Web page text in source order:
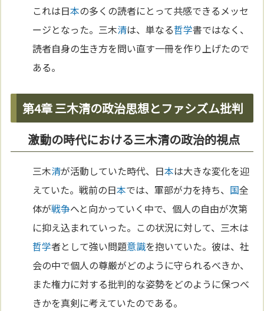
これは日本の多くの読者にとって共感できるメッセ
ージとなった。三木清は、単なる哲学書ではなく、
読者自身の生き方を問い直す一冊を作り上げたので
ある。
第4章 三木清の政治思想とファシズム批判
激動の時代における三木清の政治的視点
三木清が活動していた時代、日本は大きな変化を迎
えていた。戦前の日本では、軍部が力を持ち、 国全
体が戦争へと向かっていく中で、個人の自由が次第
に抑え込まれていった。この状況に対して、三木は
哲学者として強い問題意識を抱いていた。彼は、社
会の中で個人の尊厳がどのように守られるべきか、
また権力に対する批判的な姿勢をどのように保つべ
きかを真剣に考えていたのである。